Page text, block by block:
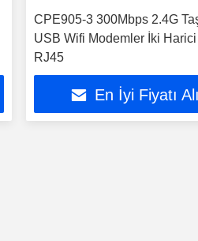
CPE905-3 300Mbps 2.4G
USB Wifi Modemler İki
RJ45
En İyi Fiyatı